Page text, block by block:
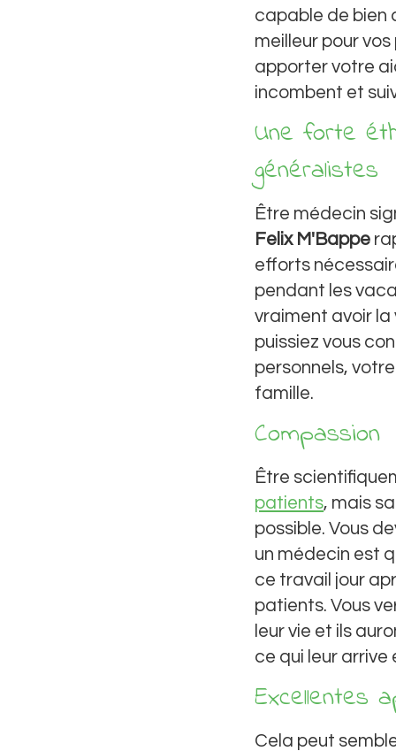
capable de bien
meilleur pour
apporter votre
incombent et
Une forte
généralistes
Être médecin
Felix M'Bappe
efforts
pendant les
vraiment avoir la
puissiez vous
personnels,
famille.
Compassion
Être
patients, mais
possible. Vous
un médecin est
ce travail jour
patients. Vous
leur vie et ils
ce qui leur
Excellentes
Cela peut